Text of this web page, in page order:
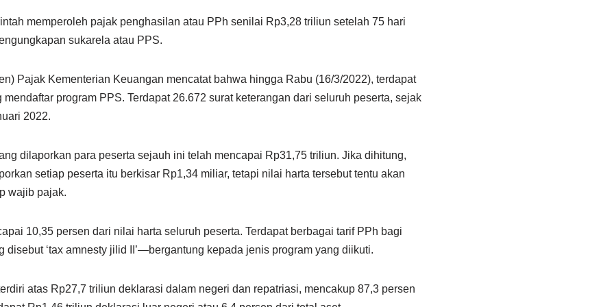
memperoleh pajak penghasilan atau PPh senilai Rp3,28 triliun setelah 75 hari
sukarela atau PPS.
Pajak Kementerian Keuangan mencatat bahwa hingga Rabu (16/3/2022), terdapat
program PPS. Terdapat 26.672 surat keterangan dari seluruh peserta, sejak
2022.
dilaporkan para peserta sejauh ini telah mencapai Rp31,75 triliun. Jika dihitung,
setiap peserta itu berkisar Rp1,34 miliar, tetapi nilai harta tersebut tentu akan
wajib pajak.
10,35 persen dari nilai harta seluruh peserta. Terdapat berbagai tarif PPh bagi
disebut ‘tax amnesty jilid II’—bergantung kepada jenis program yang diikuti.
atas Rp27,7 triliun deklarasi dalam negeri dan repatriasi, mencakup 87,3 persen